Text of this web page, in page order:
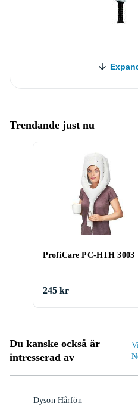
Trendande just nu
ProfiCare PC-HTH 3003
245 kr
Du kanske också är
intresserad av
Dyson Hårfön